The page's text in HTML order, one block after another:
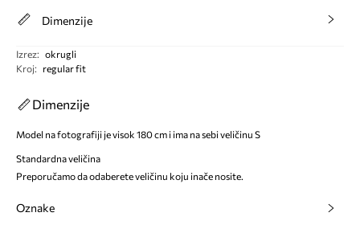
Dimenzije
Izrez: okrugli
Kroj: regular fit
Dimenzije
Model na fotografiji je visok 180 cm i ima na sebi veličinu S
Standardna veličina
Preporučamo da odaberete veličinu koju inače nosite.
Oznake